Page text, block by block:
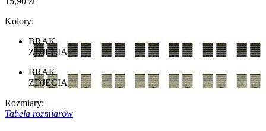
Kolory:
BRAK
ZDJĘCIA
BRAK
ZDJĘCIA
Rozmiary:
Tabela rozmiarów